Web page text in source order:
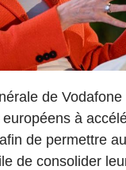
de
à
de permettre
de consolider